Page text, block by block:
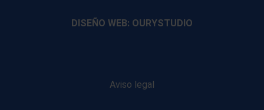
DISEÑO WEB: OURYSTUDIO
Aviso legal